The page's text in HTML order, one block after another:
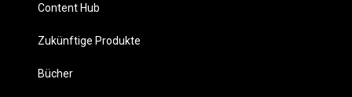
Content Hub
Zukünftige Produkte
Bücher